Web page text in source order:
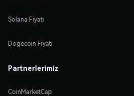
Solana Fiyatı
Dogecoin Fiyatı
Partnerlerimiz
CoinMarketCap